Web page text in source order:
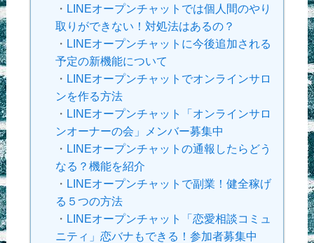
・ LINEオープンチャットでは個人間のやり
取りができない！対処法はあるの？
・ LINEオープンチャットに今後追加される
予定の新機能について
・ LINEオープンチャットでオンラインサロ
ンを作る方法
・ LINEオープンチャット「オンラインサロ
ンオーナーの会」メンバー募集中
・ LINEオープンチャットの通報したらどう
なる？機能を紹介
・ LINEオープンチャットで副業！健全稼げ
る５つの方法
・ LINEオープンチャット「恋愛相談コミュ
ニティ」恋バナもできる！参加者募集中